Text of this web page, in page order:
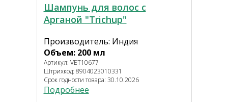
Шампунь для волос с
Арганой "Trichup"
Производитель: Индия
Объем: 200 мл
Артикул: VET10677
Штрихкод: 8904023010331
Срок годности товара: 30.10.2026
Подробнее